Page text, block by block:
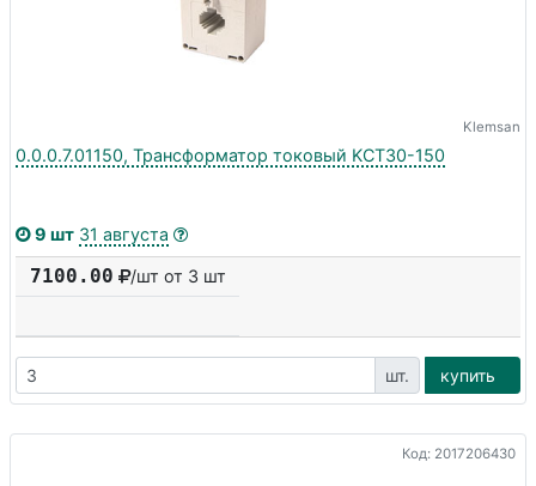
Klemsan
0.0.0.7.01150, Трансформатор токовый KCT30-150
9 шт 31 августа
7100.00 /шт от 3 шт
шт. купить
Код: 2017206430